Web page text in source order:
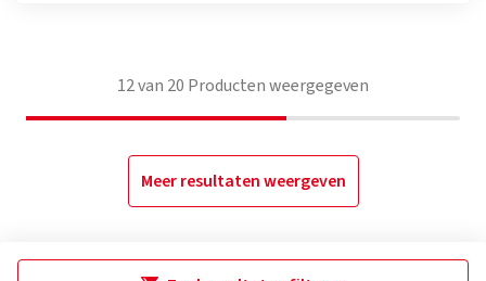
12van 20 Producten weergegeven
Meer resultaten weergeven